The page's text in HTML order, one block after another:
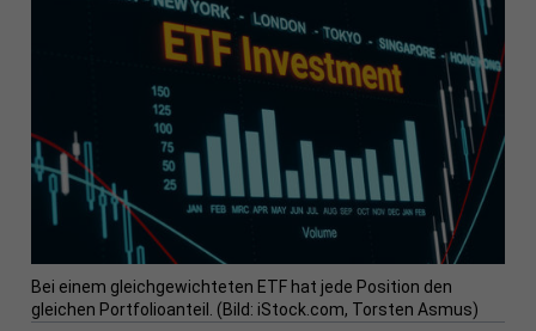
Bei einem gleichgewichteten ETF hat jede Position den
gleichen Portfolioanteil. (Bild: iStock.com, Torsten Asmus)